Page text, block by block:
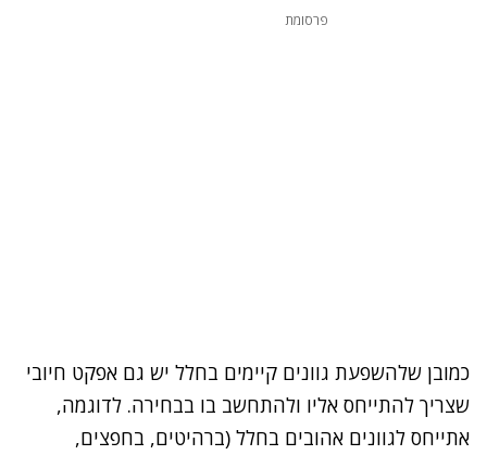
פרסומת
כמובן שלהשפעת גוונים קיימים בחלל יש גם אפקט חיובי
שצריך להתייחס אליו ולהתחשב בו בבחירה. לדוגמה,
אתייחס לגוונים אהובים בחלל (ברהיטים, בחפצים,